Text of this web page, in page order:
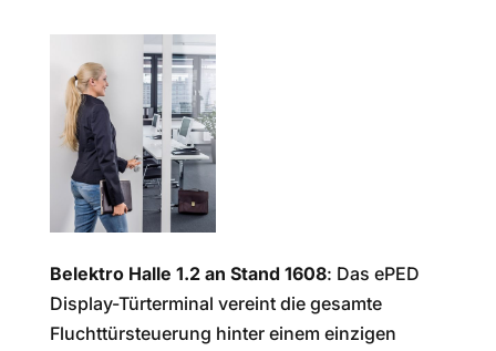
Belektro Halle 1.2 an Stand 1608: Das ePED
Display-Türterminal vereint die gesamte
Fluchttürsteuerung hinter einem einzigen